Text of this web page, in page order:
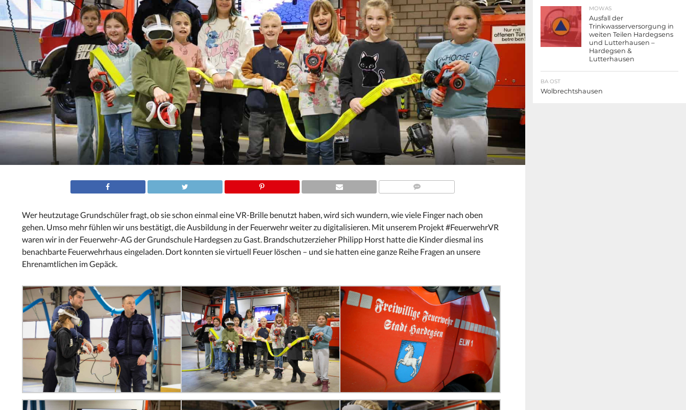
Wer heutzutage Grundschüler fragt, ob sie schon einmal eine VR-Brille benutzt haben, wird sich wundern, wie viele Finger nach oben
gehen.Umso mehr fühlen wir uns bestätigt, die Ausbildung in der Feuerwehr weiter zu digitalisieren. Mit unserem Projekt #FeuerwehrVR
waren wir in der Feuerwehr-AG der Grundschule Hardegsen zu Gast. Brandschutzerzieher Philipp Horst hatte die Kinder diesmal ins
benachbarte Feuerwehrhaus eingeladen. Dort konnten sie virtuell Feuer löschen – und sie hatten eine ganze Reihe Fragen an unsere
Ehrenamtlichen im Gepäck.
MOWAS
Ausfall der
Trinkwasserversorgung in
weiten Teilen Hardegsens
und Lutterhausen –
Hardegsen &
Lutterhausen
BA OST
Wolbrechtshausen